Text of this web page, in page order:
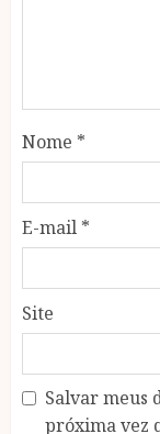
Nome *
E-mail *
Site
Salvar meus
próxima vez